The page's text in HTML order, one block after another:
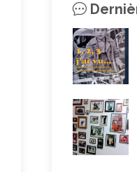
Voyages